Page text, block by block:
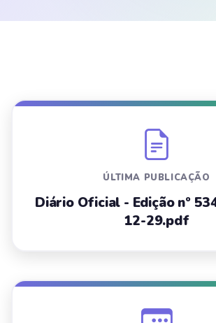
ÚLTIMA PUBLICAÇÃO
Diário Oficial - Edição nº
12-29.pdf